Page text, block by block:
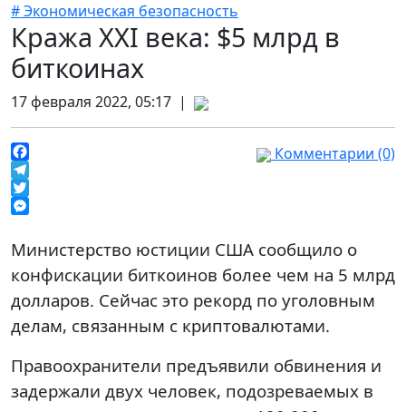
# Экономическая безопасность
Кража ХХІ века: $5 млрд в
биткоинах
17 февраля 2022, 05:17 |
Facebook
Telegram
Twitter
Комментарии (0)
Министерство юстиции США сообщило о
конфискации биткоинов более чем на 5 млрд
долларов. Сейчас это рекорд по уголовным
делам, связанным с криптовалютами.
Правоохранители предъявили обвинения и
задержали двух человек, подозреваемых в